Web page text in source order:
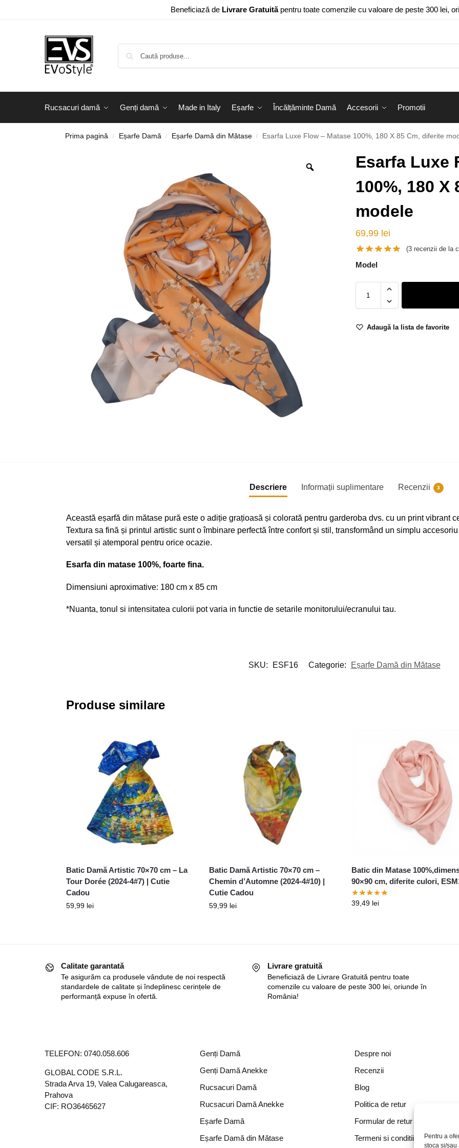
Pentru a
stoca și/sau
Beneficiază de Livrare Gratuităpentru toate comenzile cu valoare de peste 300 lei,
Rucsacuri damă Genți damă Made in Italy Eșarfe Încălțăminte Damă Accesorii Promotii
Prima pagină / Eșarfe Damă / Eșarfe Damă din Mătase / Esarfa Luxe Flow – Matase 100%, 180 X 85 Cm, diferite
Esarfa Luxe
100%, 180 X
modele
69,99 lei
(3 recenzii de la
Model
Adaugă la lista de favorite
Descriere Informații suplimentare Recenzii 3
Această eșarfă din mătase pură este o adiție grațioasă și colorată pentru garderoba dvs. cu un print vibrant
Textura sa fină și printul artistic sunt o îmbinare perfectă între confort și stil, transformând un simplu
versatil și atemporal pentru orice ocazie.
Esarfa din matase 100%, foarte fina.
Dimensiuni aproximative: 180 cm x 85 cm
*Nuanta, tonul si intensitatea culorii pot varia in functie de setarile monitorului/ecranului tau.
SKU: ESF16 Categorie: Eșarfe Damă din Mătase
Produse similare
Batic Damă Artistic 70×70 cm – La
Tour Dorée (2024-4#7) | Cutie
Cadou
59,99 lei
Batic Damă Artistic 70×70 cm –
Chemin d’Automne (2024-4#10) |
Cutie Cadou
59,99 lei
Batic din Matase
90×90 cm, diferite culori,
39,49 lei
Calitate garantată
Te asigurăm ca produsele vândute de noi respectă
standardele de calitate și îndeplinesc cerințele de
performanță expuse în ofertă.
Livrare gratuită
Beneficiază de Livrare Gratuită pentru toate
comenzile cu valoare de peste 300 lei, oriunde în
România!
TELEFON: 0740.058.606
GLOBAL CODE S.R.L.
Strada Arva 19, Valea Calugareasca,
Prahova
CIF: RO36465627
Genți Damă
Genți Damă Anekke
Rucsacuri Damă
Rucsacuri Damă Anekke
Eșarfe Damă
Eșarfe Damă din Mătase
Despre noi
Recenzii
Blog
Politica de retur
Formular de retur
Termeni si conditii